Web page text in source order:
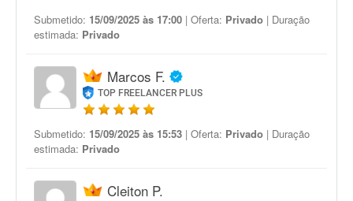
Submetido: 15/09/2025 às 17:00 | Oferta: Privado | Duração
estimada: Privado
Marcos F.
TOP FREELANCER PLUS
Submetido: 15/09/2025 às 15:53 | Oferta: Privado | Duração
estimada: Privado
Cleiton P.